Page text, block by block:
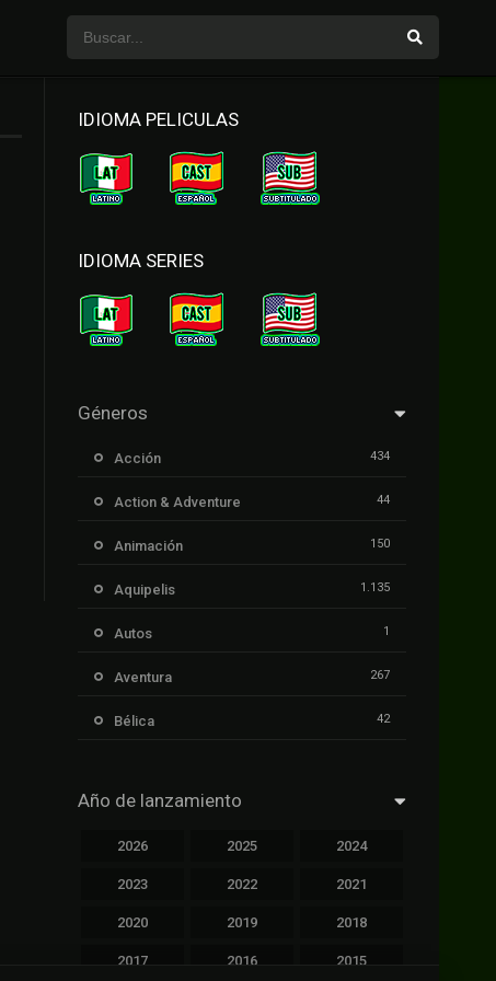
IDIOMA PELICULAS
IDIOMA SERIES
Géneros
Acción 434
Action & Adventure 44
Animación 150
Aquipelis 1.135
Autos 1
Aventura 267
Bélica 42
Cinecalidad
Cinetux 1.139
Año de lanzamiento
2026 2025 2024
2023 2022 2021
2020 2019 2018
2017 2016 2015